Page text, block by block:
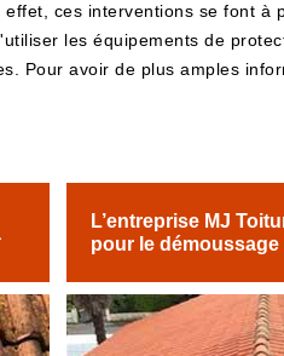
ces interventions se font à
les équipements de
Pour avoir de plus amples
L’entreprise MJ
pour le